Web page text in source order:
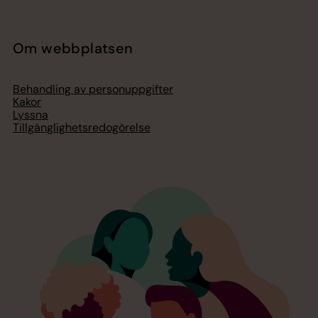
Om webbplatsen
Behandling av personuppgifter
Kakor
Lyssna
Tillgänglighetsredogörelse